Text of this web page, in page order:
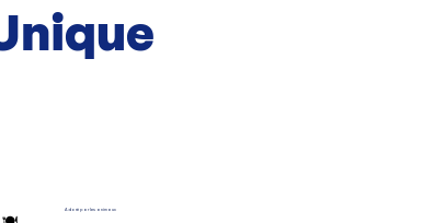
Adoré par les animaux